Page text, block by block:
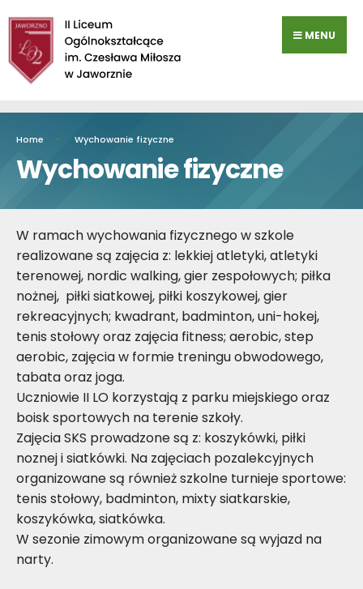
Przejdź
do
zawartości
MENU
Home Wychowanie fizyczne
Wychowanie fizyczne
W ramach wychowania fizycznego w szkole
realizowane są zajęcia z: lekkiej atletyki, atletyki
terenowej, nordic walking, gier zespołowych; piłka
nożnej, piłki siatkowej, piłki koszykowej, gier
rekreacyjnych; kwadrant, badminton, uni-hokej,
tenis stołowy oraz zajęcia fitness; aerobic, step
aerobic, zajęcia w formie treningu obwodowego,
tabata oraz joga.
Uczniowie II LO korzystają z parku miejskiego oraz
boisk sportowych na terenie szkoły.
Zajęcia SKS prowadzone są z: koszykówki, piłki
noznej i siatkówki. Na zajęciach pozalekcyjnych
organizowane są również szkolne turnieje sportowe:
tenis stołowy, badminton, mixty siatkarskie,
koszykówka, siatkówka.
W sezonie zimowym organizowane są wyjazd na
narty.